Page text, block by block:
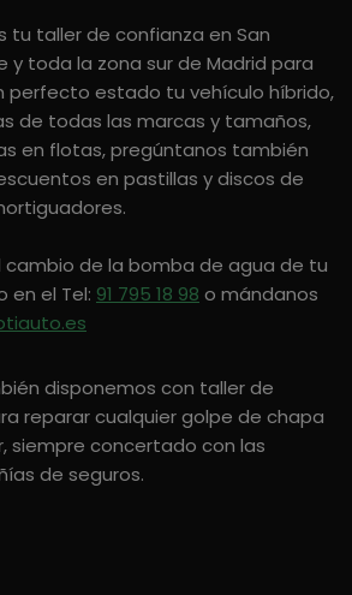
tu taller de confianza en San
y toda la zona sur de Madrid para
perfecto estado tu vehículo híbrido,
de todas las marcas y tamaños,
en flotas, pregúntanos también
en pastillas y discos de
cambio de la bomba de agua de tu
en el Tel: 91 795 18 98 o mándanos
disponemos con taller de
reparar cualquier golpe de chapa
siempre concertado con las
de seguros.